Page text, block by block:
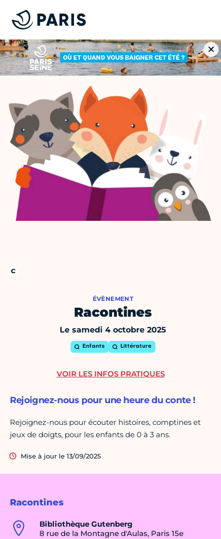
ÉVÈNEMENT
Racontines
Le samedi 4 octobre 2025
Enfants Littérature
Racontines
Bibliothèque Gutenberg
8 rue de la Montagne d'Aulas, Paris 15e
Rejoignez-nous pour une heure du conte !
Rejoignez-nous pour écouter histoires, comptines et
jeux de doigts, pour les enfants de 0 à 3 ans.
Mise à jour le 13/09/2025
VOIR LES INFOS PRATIQUES